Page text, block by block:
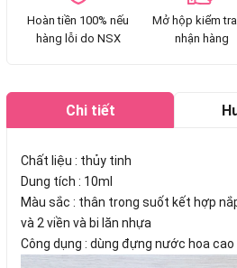
Hoàn tiền 100% nếu
hàng lỗi do NSX
Mở hộp kiểm
nhận hàng
Chi tiết
Chất liệu : thủy tinh
Dung tích : 10ml
Màu sắc : thân trong suốt kết hợp
và 2 viền và bi lăn nhựa
Công dụng : dùng đựng nước hoa cao